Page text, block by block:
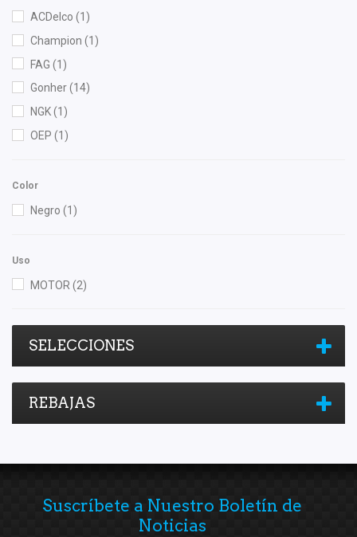
ACDelco (1)
Champion (1)
FAG (1)
Gonher(14)
NGK(1)
OEP (1)
Color
Negro (1)
Uso
MOTOR (2)
SELECCIONES
REBAJAS
Suscríbete a Nuestro Boletín de
Noticias